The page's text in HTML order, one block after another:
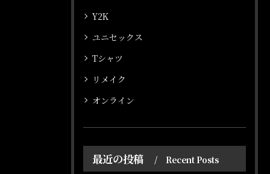
Y2K
ユニセックス
Tシャツ
リメイク
オンライン
最近の投稿 Recent Posts